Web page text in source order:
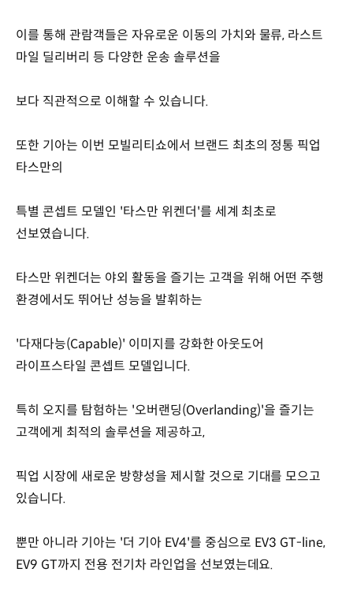
이를 통해 관람객들은 자유로운 이동의 가치와 물류, 라스트
마일 딜리버리 등 다양한 운송 솔루션을
보다 직관적으로 이해할 수 있습니다.
또한 기아는 이번 모빌리티쇼에서 브랜드 최초의 정통 픽업
타스만의
특별 콘셉트 모델인 '타스만 위켄더'를 세계 최초로
선보였습니다.
타스만 위켄더는 야외 활동을 즐기는 고객을 위해 어떤 주행
환경에서도 뛰어난 성능을 발휘하는
'다재다능(Capable)' 이미지를 강화한 아웃도어
라이프스타일 콘셉트 모델입니다.
특히 오지를 탐험하는 '오버랜딩(Overlanding)'을 즐기는
고객에게 최적의 솔루션을 제공하고,
픽업 시장에 새로운 방향성을 제시할 것으로 기대를 모으고
있습니다.
뿐만 아니라 기아는 '더 기아 EV4'를 중심으로 EV3 GT-line,
EV9 GT까지 전용 전기차 라인업을 선보였는데요.